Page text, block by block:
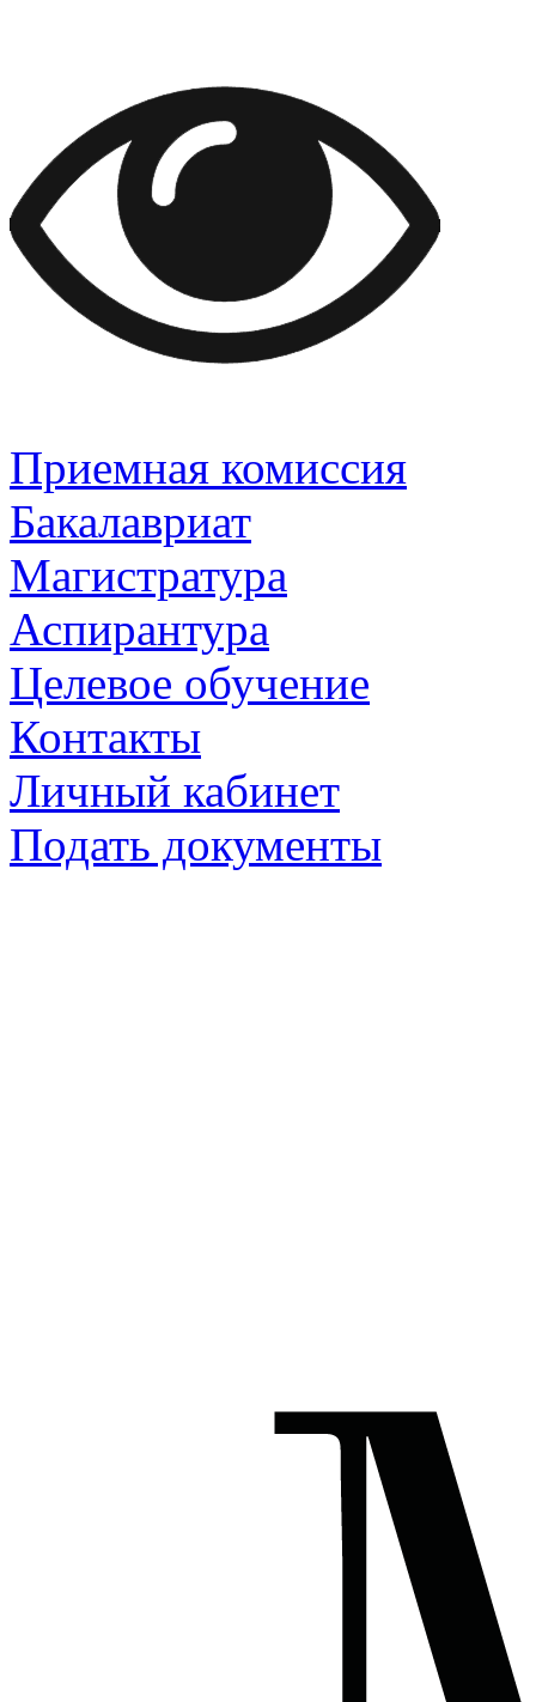
Приемная комиссия
Бакалавриат
Магистратура
Аспирантура
Целевое обучение
Контакты
Личный кабинет
Подать документы